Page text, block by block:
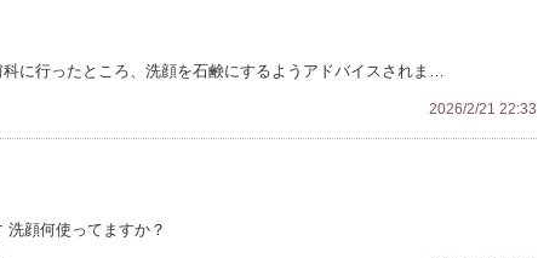
に行ったところ、洗顔を石鹸にするようアドバイスされま…
2026/2/21 22:33
洗顔何使ってますか？